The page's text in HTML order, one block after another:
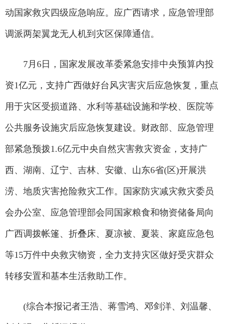
动国家救灾四级应急响应。应广西请求，应急管理部
调派两架翼龙无人机到灾区保障通信。
7月6日，国家发展改革委紧急安排中央预算内投
资1亿元，支持广西做好台风灾害灾后应急恢复，重点
用于灾区受损道路、水利等基础设施和学校、医院等
公共服务设施灾后应急恢复建设。财政部、应急管理
部紧急预拨1.6亿元中央自然灾害救灾资金，支持广
西、湖南、辽宁、吉林、安徽、山东6省(区)开展洪
涝、地质灾害抢险救灾工作。国家防灾减灾救灾委员
会办公室、应急管理部会同国家粮食和物资储备局向
广西调拨帐篷、折叠床、夏凉被、夏装、家庭应急包
等15万件中央救灾物资，全力支持灾区做好受灾群众
转移安置和基本生活救助工作。
(综合本报记者王浩、蒋雪鸿、邓剑洋、刘温馨、